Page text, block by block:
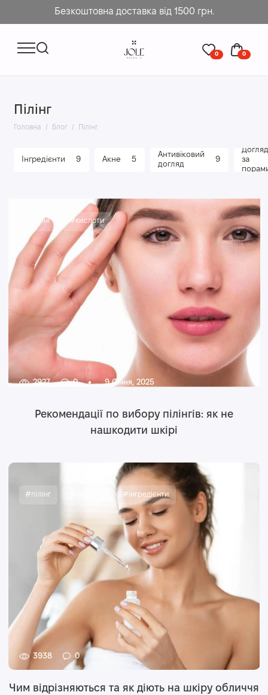
Безкоштовна доставка від 1500 грн.
0 0
Пілінг
Головна Блог Пілінг
Інгредієнти 9 Акне 5
Антивіковий
догляд
9
Догляд
за
#пілінг #кислоти
2927 0 9 Січня, 2025
Рекомендації по вибору пілінгів: як не
нашкодити шкірі
#пілінг #інгредієнти
3938 0
Чим відрізняються та як діють на шкіру обличчя